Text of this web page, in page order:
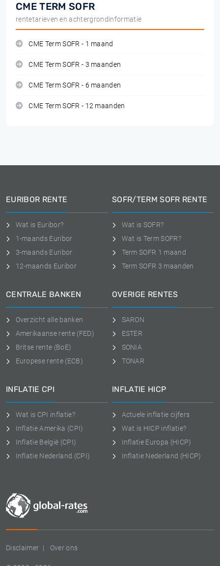
CME TERM SOFR
rentetarieven en achtergrondinformatie
CME Term SOFR - 1 maand
CME Term SOFR - 3 maanden
CME Term SOFR - 6 maanden
CME Term SOFR - 12 maanden
Disclaimer Over ons
EURIBOR RENTE
Wat is Euribor?
1-maands Euribor
3-maands Euribor
12-maands Euribor
SOFR/TERM SOFR RENTE
Wat is SOFR?
Wat is Term SOFR?
Term SOFR 1 maand
Term SOFR 3 maanden
CENTRALE BANKEN
Overzicht alle banken
Amerikaanse rente (FED)
Britse rente (BoE)
Europese rente (ECB)
OVERIGE RENTES
SARON
ESTER
SONIA
TONAR
INFLATIE CPI
Wat is CPI inflatie?
Inflatie Amerika (CPI)
Inflatie België (CPI)
Inflatie Nederland (CPI)
INFLATIE HICP
Actuele inflatie cijfers
Wat is HICP inflatie?
Inflatie Europa (HICP)
Inflatie Nederland (HICP)